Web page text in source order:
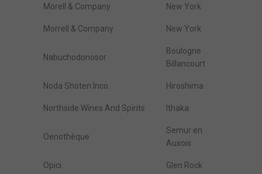
Morell & Company New York
Morrell & Company New York
Nabuchodonosor
Boulogne
Billancourt
Noda Shoten Inco. Hiroshima
Northside Wines And Spirits Ithaka
Oenothèque
Semur en
Auxois
Opici Glen Rock